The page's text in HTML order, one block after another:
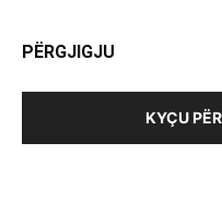
PËRGJIGJU
KYÇU